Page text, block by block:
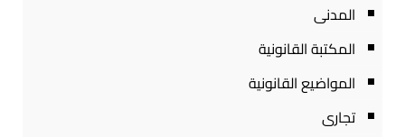
المدنى
المكتبة القانونية
المواضيع القانونية
تجارى